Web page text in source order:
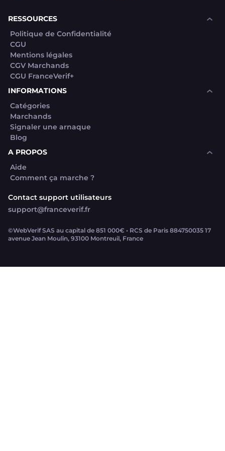
elles sont bloquées en attente. C'est un leurre.
RESSOURCES
Politique de Confidentialité
CGU
Mentions légales
CGV Marchands
CGU FranceVerif+
INFORMATIONS
Catégories
Marchands
Signaler une arnaque
Blog
A PROPOS
Aide
Comment ça marche ?
Contact support utilisateurs
support@franceverif.fr
©WebVerif SAS au capital de 851 000€ • RCS de Paris 884750035 17
avenue Jean Moulin, 93100 Montreuil, France